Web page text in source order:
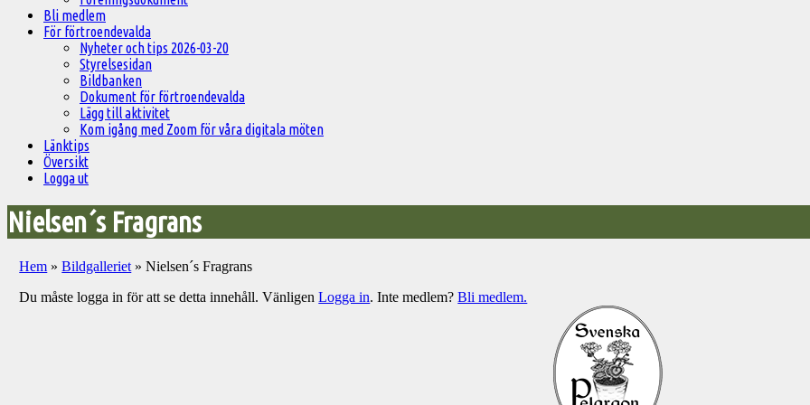
Bli medlem
För förtroendevalda
Nyheter och tips 2026-03-20
Styrelsesidan
Bildbanken
Dokument för förtroendevalda
Lägg till aktivitet
Kom igång med Zoom för våra digitala möten
Länktips
Översikt
Logga ut
Nielsen´s Fragrans
Hem »Bildgalleriet »Nielsen´s Fragrans
Du måste logga in för att se detta innehåll. VänligenLogga in. Inte medlem?Bli medlem.